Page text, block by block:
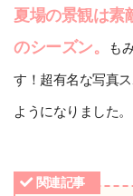
夏場の景観は素
のシーズン。
も
す！超有名な写真
ようになりました。
関連記事